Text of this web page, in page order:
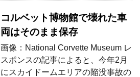
コルベット博物館で壊れた車
両はそのまま保存
画像：National Corvette Museum レ
スポンスの記事によると、今年2月
にスカイドームエリアの陥没事故の